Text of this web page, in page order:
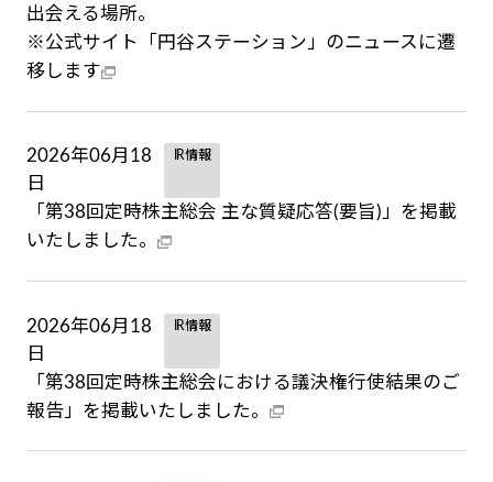
出会える場所。
※公式サイト「円谷ステーション」のニュースに遷
移します
2026年06月18
日
IR情報
「第38回定時株主総会 主な質疑応答(要旨)」を掲載
いたしました。
2026年06月18
日
IR情報
「第38回定時株主総会における議決権行使結果のご
報告」を掲載いたしました。